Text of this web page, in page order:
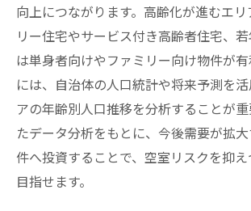
向上につながります。高齢化が進むエ
リー住宅やサービス付き高齢者住宅、
は単身者向けやファミリー向け物件が
には、自治体の人口統計や将来予測を
アの年齢別人口推移を分析することが
たデータ分析をもとに、今後需要が拡
件へ投資することで、空室リスクを抑
目指せます。